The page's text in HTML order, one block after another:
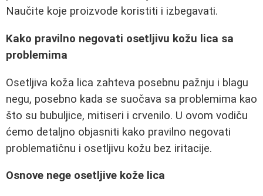
Naučite koje proizvode koristiti i izbegavati.
Kako pravilno negovati osetljivu kožu lica sa
problemima
Osetljiva koža lica zahteva posebnu pažnju i blagu
negu, posebno kada se suočava sa problemima kao
što su bubuljice, mitiseri i crvenilo. U ovom vodiču
ćemo detaljno objasniti kako pravilno negovati
problematičnu i osetljivu kožu bez iritacije.
Osnove nege osetljive kože lica